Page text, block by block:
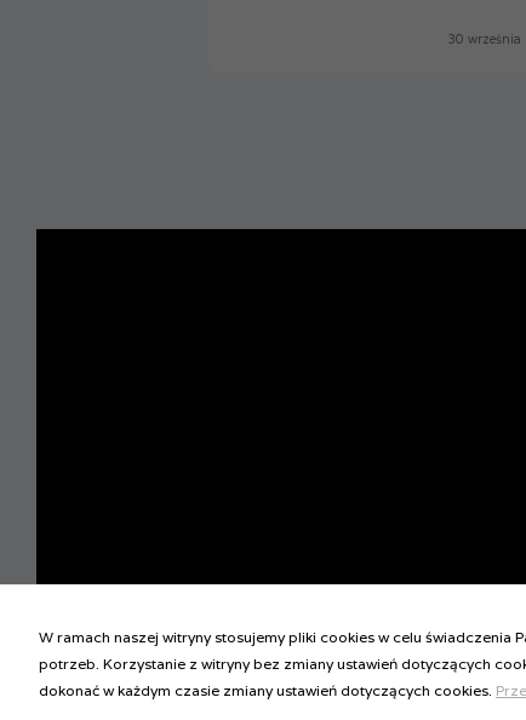
30 września
W ramach naszej witryny stosujemy pliki cookies w celu świadczenia
potrzeb. Korzystanie z witryny bez zmiany ustawień dotyczących
dokonać w każdym czasie zmiany ustawień dotyczących cookies.